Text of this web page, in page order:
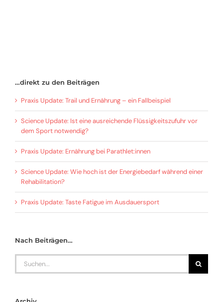
…direkt zu den Beiträgen
Praxis Update: Trail und Ernährung – ein Fallbeispiel
Science Update: Ist eine ausreichende Flüssigkeitszufuhr vor
dem Sport notwendig?
Praxis Update: Ernährung bei Parathlet:innen
Science Update: Wie hoch ist der Energiebedarf während einer
Rehabilitation?
Praxis Update: Taste Fatigue im Ausdauersport
Nach Beiträgen…
Search